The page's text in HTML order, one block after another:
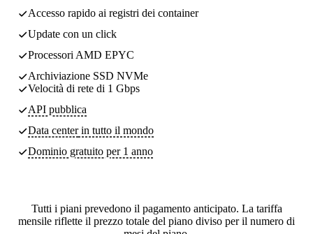
Accesso rapido ai registri dei container
Update con un click
Processori AMD EPYC
Archiviazione SSD NVMe
Velocità di rete di 1 Gbps
API pubblica
Data centerin tutto il mondo
Dominio gratuito per 1 anno
Tutti i piani prevedono il pagamento anticipato. La tariffa
mensile riflette il prezzo totale del piano diviso per il numero di